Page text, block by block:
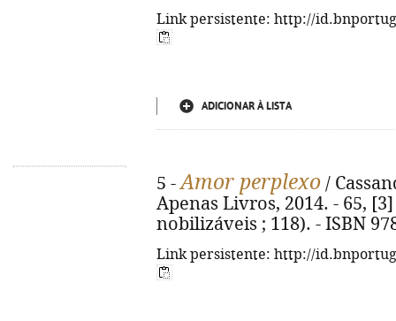
Link persistente: http://
ADICIONAR À LISTA
5 -Amor perplexo /
Apenas Livros, 2014. - 65,
nobilizáveis ; 118). - ISBN
Link persistente: http://